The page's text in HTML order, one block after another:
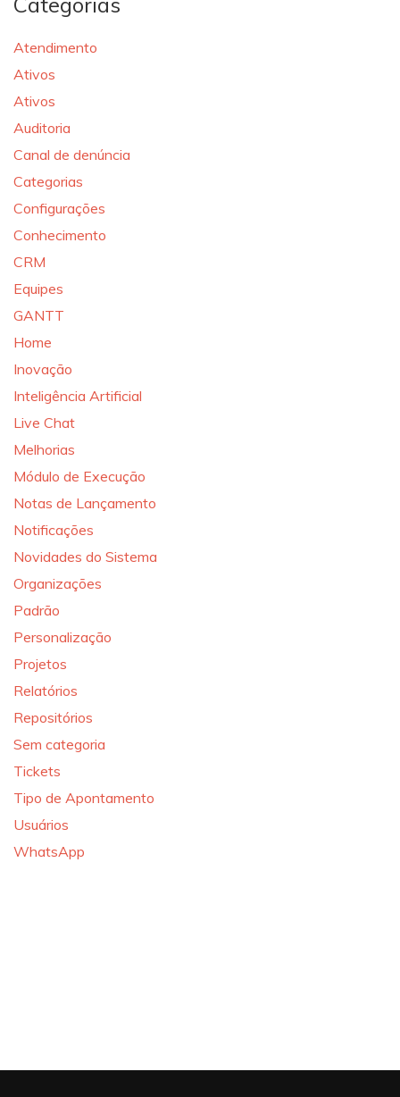
Atendimento
Ativos
Ativos
Auditoria
Canal de denúncia
Categorias
Configurações
Conhecimento
CRM
Equipes
GANTT
Home
Inovação
Inteligência Artificial
Live Chat
Melhorias
Módulo de Execução
Notas de Lançamento
Notificações
Novidades do Sistema
Organizações
Padrão
Personalização
Projetos
Relatórios
Repositórios
Sem categoria
Tickets
Tipo de Apontamento
Usuários
WhatsApp